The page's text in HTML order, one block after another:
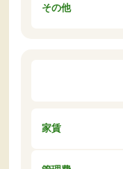
その他
家賃